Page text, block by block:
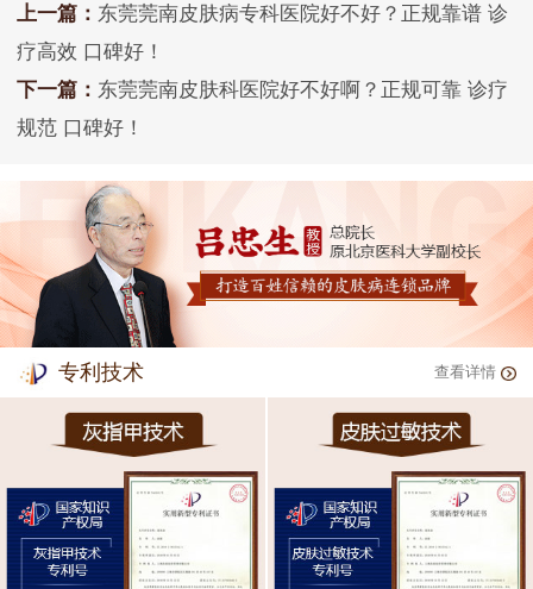
上一篇： 东莞莞南皮肤病专科医院好不好？正规靠谱 诊
疗高效 口碑好！
下一篇： 东莞莞南皮肤科医院好不好啊？正规可靠 诊疗
规范 口碑好！
专利技术 查看详情